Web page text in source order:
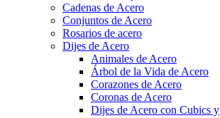
Cadenas de Acero
Conjuntos de Acero
Rosarios de acero
Dijes de Acero
Animales de Acero
Árbol de la Vida de Acero
Corazones de Acero
Coronas de Acero
Dijes de Acero con Cubics y